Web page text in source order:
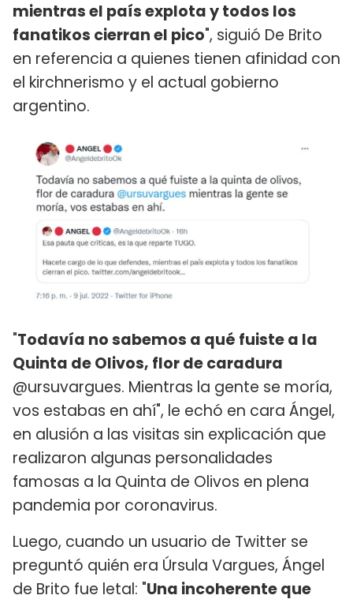
mientras el país explota y todos los
fanatikos cierran el pico", siguió De Brito
en referencia a quienes tienen afinidad con
el kirchnerismo y el actual gobierno
argentino.
"Todavía no sabemos a qué fuiste a la
Quinta de Olivos, flor de caradura
@ursuvargues. Mientras la gente se moría,
vos estabas en ahí", le echó en cara Ángel,
en alusión a las visitas sin explicación que
realizaron algunas personalidades
famosas a la Quinta de Olivos en plena
pandemia por coronavirus.
Luego, cuando un usuario de Twitter se
preguntó quién era Úrsula Vargues, Ángel
de Brito fue letal: "Una incoherente que